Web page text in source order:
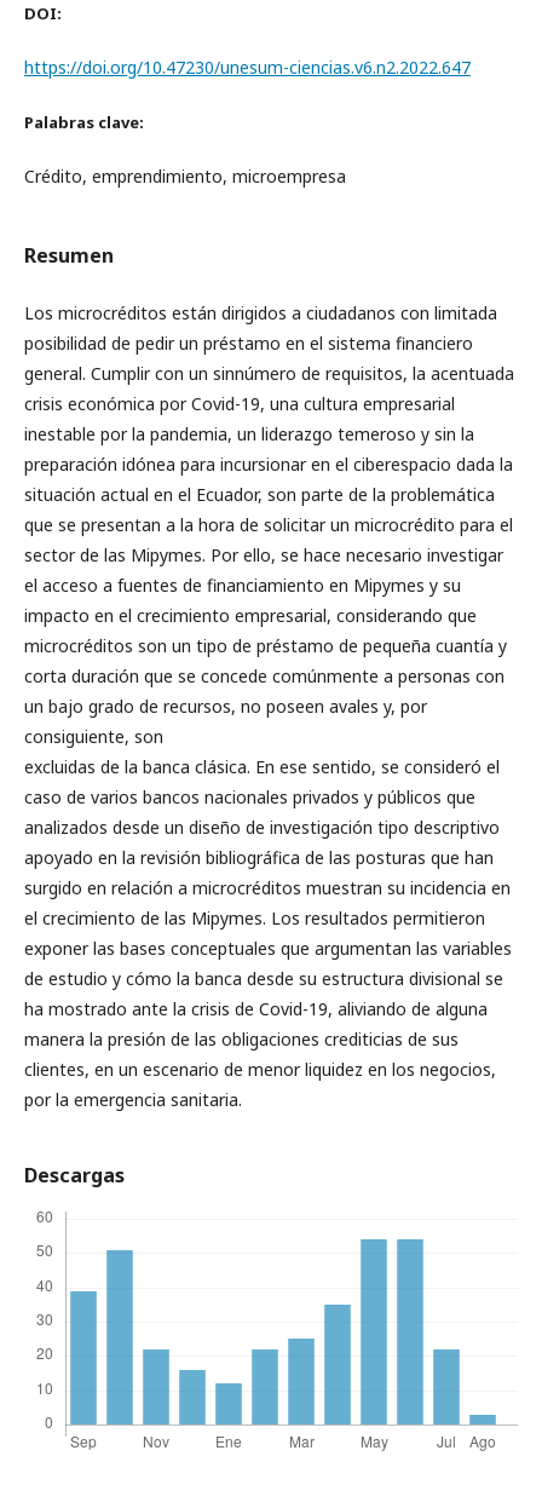
DOI:
https://doi.org/10.47230/unesum-ciencias.v6.n2.2022.647
Palabras clave:
Crédito, emprendimiento, microempresa
Resumen
Los microcréditos están dirigidos a ciudadanos con limitada
posibilidad de pedir un préstamo en el sistema financiero
general. Cumplir con un sinnúmero de requisitos, la acentuada
crisis económica por Covid-19, una cultura empresarial
inestable por la pandemia, un liderazgo temeroso y sin la
preparación idónea para incursionar en el ciberespacio dada la
situación actual en el Ecuador, son parte de la problemática
que se presentan a la hora de solicitar un microcrédito para el
sector de las Mipymes. Por ello, se hace necesario investigar
el acceso a fuentes de financiamiento en Mipymes y su
impacto en el crecimiento empresarial, considerando que
microcréditos son un tipo de préstamo de pequeña cuantía y
corta duración que se concede comúnmente a personas con
un bajo grado de recursos, no poseen avales y, por
consiguiente, son
excluidas de la banca clásica. En ese sentido, se consideró el
caso de varios bancos nacionales privados y públicos que
analizados desde un diseño de investigación tipo descriptivo
apoyado en la revisión bibliográfica de las posturas que han
surgido en relación a microcréditos muestran su incidencia en
el crecimiento de las Mipymes. Los resultados permitieron
exponer las bases conceptuales que argumentan las variables
de estudio y cómo la banca desde su estructura divisional se
ha mostrado ante la crisis de Covid-19, aliviando de alguna
manera la presión de las obligaciones crediticias de sus
clientes, en un escenario de menor liquidez en los negocios,
por la emergencia sanitaria.
Descargas